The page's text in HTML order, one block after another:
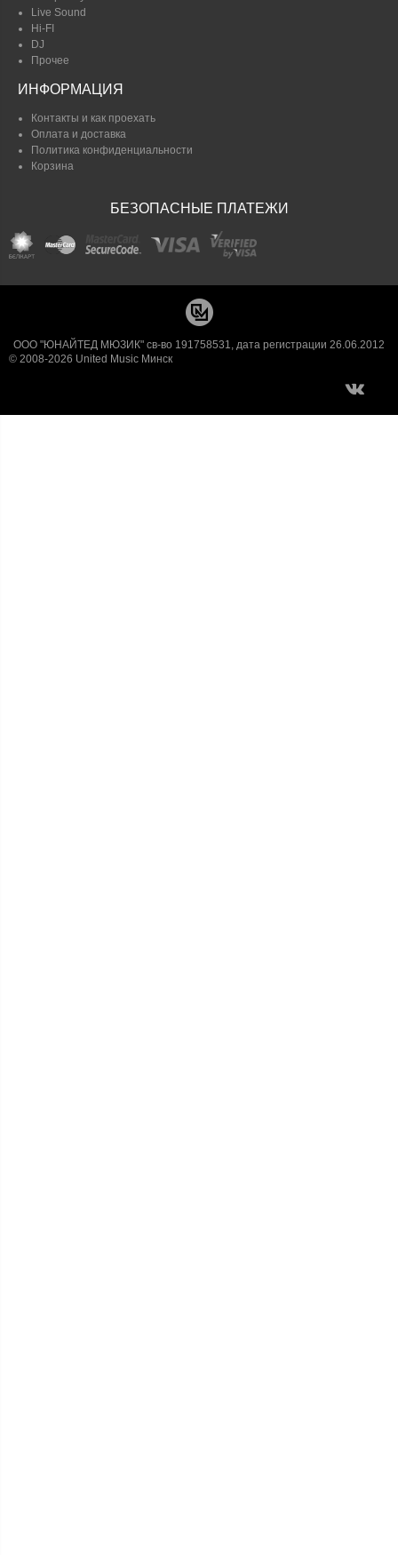
Live Sound
Hi-FI
DJ
Прочее
ИНФОРМАЦИЯ
Контакты и как проехать
Оплата и доставка
Политика конфиденциальности
Корзина
БЕЗОПАСНЫЕ ПЛАТЕЖИ
ООО "ЮНАЙТЕД МЮЗИК" св-во 191758531, дата регистрации 26.06.2012
© 2008-2026 United Music Минск